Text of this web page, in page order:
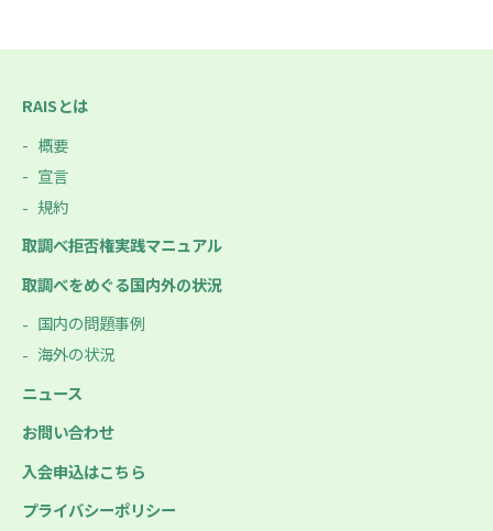
RAISとは
概要
宣言
規約
取調べ拒否権実践マニュアル
取調べをめぐる国内外の状況
国内の問題事例
海外の状況
ニュース
お問い合わせ
入会申込はこちら
プライバシーポリシー